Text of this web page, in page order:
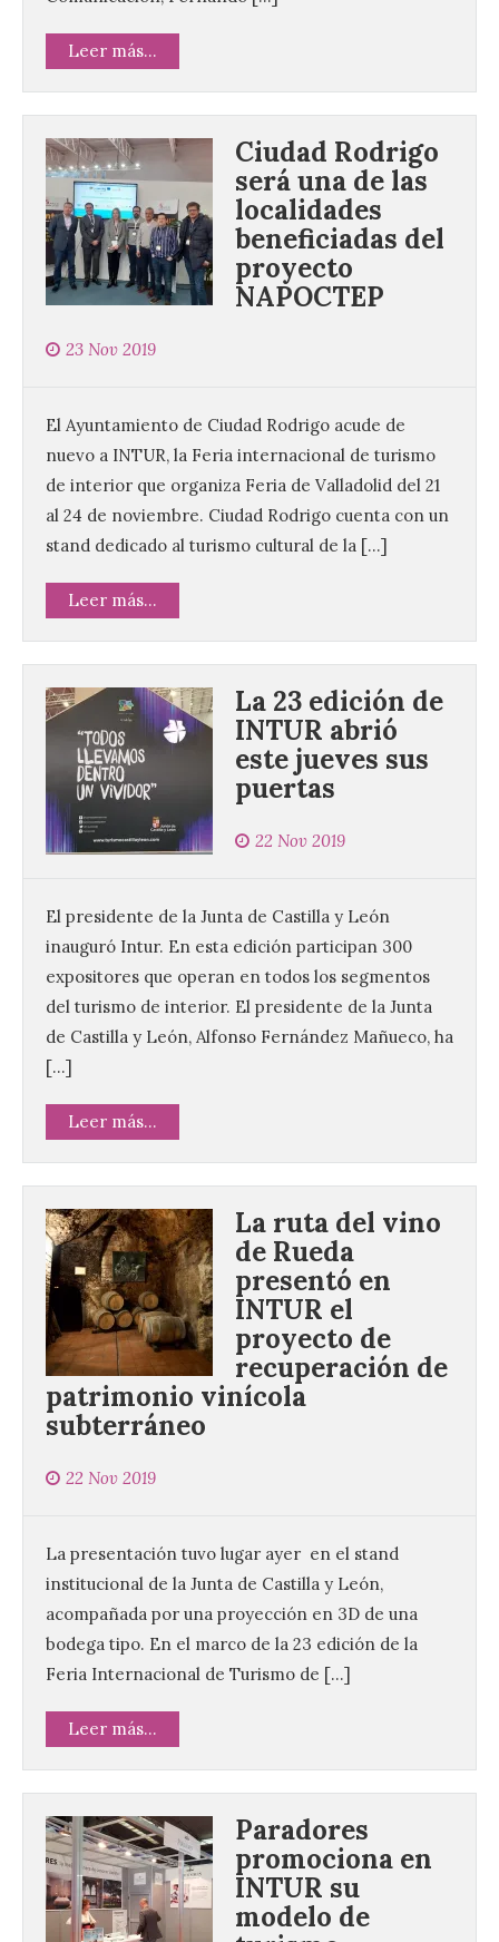
Leer más...
Ciudad Rodrigo
será una de las
localidades
beneficiadas del
proyecto
NAPOCTEP
23 Nov 2019
El Ayuntamiento de Ciudad Rodrigo acude de
nuevo a INTUR, la Feria internacional de turismo
de interior que organiza Feria de Valladolid del 21
al 24 de noviembre. Ciudad Rodrigo cuenta con un
stand dedicado al turismo cultural de la […]
Leer más...
La 23 edición de
INTUR abrió
este jueves sus
puertas
22 Nov 2019
El presidente de la Junta de Castilla y León
inauguró Intur. En esta edición participan 300
expositores que operan en todos los segmentos
del turismo de interior. El presidente de la Junta
de Castilla y León, Alfonso Fernández Mañueco, ha
[…]
Leer más...
La ruta del vino
de Rueda
presentó en
INTUR el
proyecto de
recuperación de
patrimonio vinícola
subterráneo
22 Nov 2019
La presentación tuvo lugar ayer en el stand
institucional de la Junta de Castilla y León,
acompañada por una proyección en 3D de una
bodega tipo. En el marco de la 23 edición de la
Feria Internacional de Turismo de […]
Leer más...
Paradores
promociona en
INTUR su
modelo de